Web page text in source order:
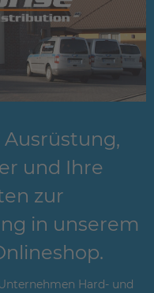
Ausrüstung,
und Ihre
zur
in unserem
Hard- und